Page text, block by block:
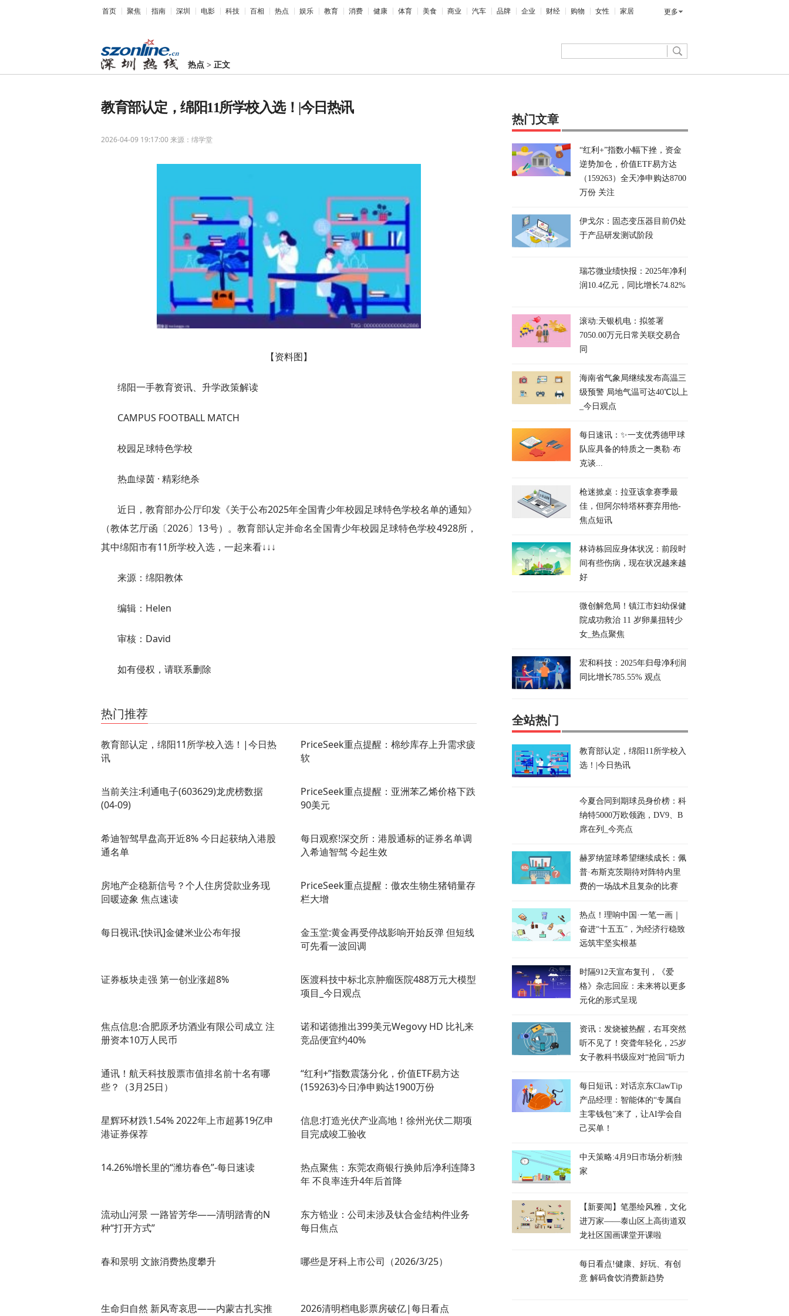
首页 聚焦 指南 深圳 电影 科技 百相 热点 娱乐 教育 消费 健康 体育 美食 商业 汽车 品牌 企业 财经 购物 女性 家居 更多
热点 >正文
教育部认定，绵阳11所学校入选！|今日热讯
2026-04-09 19:17:00来源：绵学堂
【资料图】
绵阳一手教育资讯、升学政策解读
CAMPUS FOOTBALL MATCH
校园足球特色学校
热血绿茵 · 精彩绝杀
近日，教育部办公厅印发《关于公布2025年全国青少年校园足球特色学校名单的通知》
（教体艺厅函〔2026〕13号）。教育部认定并命名全国青少年校园足球特色学校4928所，
其中绵阳市有11所学校入选，一起来看↓↓↓
来源：绵阳教体
编辑：Helen
审核：David
如有侵权，请联系删除
热门推荐
教育部认定，绵阳11所学校入选！|今日热
讯
PriceSeek重点提醒：棉纱库存上升需求疲
软
当前关注:利通电子(603629)龙虎榜数据
(04-09)
PriceSeek重点提醒：亚洲苯乙烯价格下跌
90美元
希迪智驾早盘高开近8% 今日起获纳入港股
通名单
每日观察!深交所：港股通标的证券名单调
入希迪智驾 今起生效
房地产企稳新信号？个人住房贷款业务现
回暖迹象 焦点速读
PriceSeek重点提醒：傲农生物生猪销量存
栏大增
每日视讯:[快讯]金健米业公布年报
金玉堂:黄金再受停战影响开始反弹 但短线
可先看一波回调
证券板块走强 第一创业涨超8%
医渡科技中标北京肿瘤医院488万元大模型
项目_今日观点
焦点信息:合肥原矛坊酒业有限公司成立 注
册资本10万人民币
诺和诺德推出399美元Wegovy HD 比礼来
竞品便宜约40%
通讯！航天科技股票市值排名前十名有哪
些？（3月25日）
“红利+”指数震荡分化，价值ETF易方达
(159263)今日净申购达1900万份
星辉环材跌1.54% 2022年上市超募19亿申
港证券保荐
信息:打造光伏产业高地！徐州光伏二期项
目完成竣工验收
14.26%增长里的“潍坊春色”-每日速读
热点聚焦：东莞农商银行换帅后净利连降3
年 不良率连升4年后首降
流动山河景 一路皆芳华——清明踏青的N
种“打开方式”
东方锆业：公司未涉及钛合金结构件业务
每日焦点
春和景明 文旅消费热度攀升 哪些是牙科上市公司（2026/3/25）
生命归自然 新风寄哀思——内蒙古扎实推
2026清明档电影票房破亿|每日看点
热门文章
“红利+”指数小幅下挫，资金
逆势加仓，价值ETF易方达
（159263）全天净申购达8700
万份 关注
伊戈尔：固态变压器目前仍处
于产品研发测试阶段
瑞芯微业绩快报：2025年净利
润10.4亿元，同比增长74.82%
滚动:天银机电：拟签署
7050.00万元日常关联交易合
同
海南省气象局继续发布高温三
级预警 局地气温可达40℃以上
_今日观点
每日速讯：✨一支优秀德甲球
队应具备的特质之一奥勒·布
克谈...
枪迷掀桌：拉亚该拿赛季最
佳，但阿尔特塔杯赛弃用他-
焦点短讯
林诗栋回应身体状况：前段时
间有些伤病，现在状况越来越
好
微创解危局！镇江市妇幼保健
院成功救治 11 岁卵巢扭转少
女_热点聚焦
宏和科技：2025年归母净利润
同比增长785.55% 观点
全站热门
教育部认定，绵阳11所学校入
选！|今日热讯
今夏合同到期球员身价榜：科
纳特5000万欧领跑，DV9、B
席在列_今亮点
赫罗纳篮球希望继续成长：佩
普·布斯克茨期待对阵特内里
费的一场战术且复杂的比赛
热点！理响中国·一笔一画｜
奋进“十五五”，为经济行稳致
远筑牢坚实根基
时隔912天宣布复刊，《爱
格》杂志回应：未来将以更多
元化的形式呈现
资讯：发烧被热醒，右耳突然
听不见了！突聋年轻化，25岁
女子教科书级应对“抢回”听力
每日短讯：对话京东ClawTip
产品经理：智能体的“专属自
主零钱包”来了，让AI学会自
己买单！
中天策略:4月9日市场分析|独
家
【新要闻】笔墨绘风雅，文化
进万家——泰山区上高街道双
龙社区国画课堂开课啦
每日看点!健康、好玩、有创
意 解码食饮消费新趋势